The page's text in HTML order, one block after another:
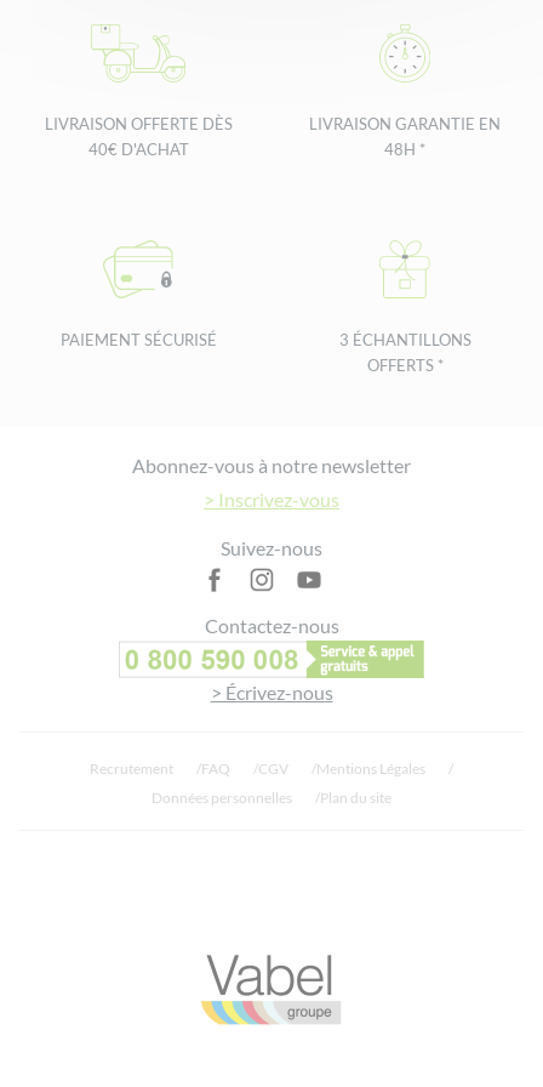
LIVRAISON OFFERTE DÈS
40€ D'ACHAT
LIVRAISON GARANTIE EN
48H *
PAIEMENT SÉCURISÉ
3 ÉCHANTILLONS
OFFERTS *
Abonnez-vous à notre newsletter
> Inscrivez-vous
Suivez-nous
Contactez-nous
> Écrivez-nous
Recrutement FAQ CGV
Mentions Légales
Données personnelles
Plan du site